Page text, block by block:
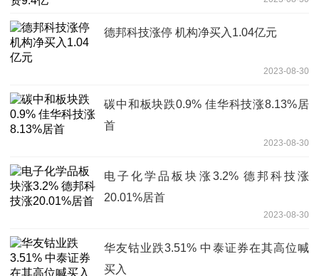
德邦科技涨停 机构净买入1.04亿元
2023-08-30
碳中和板块跌0.9% 佳华科技涨8.13%居
首
2023-08-30
电子化学品板块涨3.2% 德邦科技涨
20.01%居首
2023-08-30
华友钴业跌3.51% 中泰证券在其高位喊
买入